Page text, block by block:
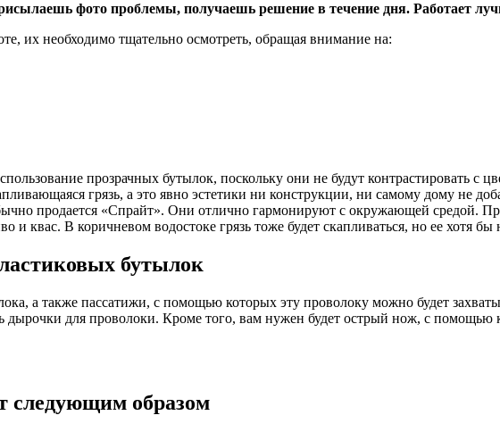
фото проблемы, получаешь решение в течение дня. Работает
их необходимо тщательно осмотреть, обращая внимание на:
прозрачных бутылок, поскольку они не будут контрастировать с
грязь, а это явно эстетики ни конструкции, ни самому дому не
продается «Спрайт». Они отлично гармонируют с окружающей средой.
квас. В коричневом водостоке грязь тоже будет скапливаться, но ее хотя бы
бутылок
а также пассатижи, с помощью которых эту проволоку можно будет
дырочки для проволоки. Кроме того, вам нужен будет острый нож, с помощью
следующим образом